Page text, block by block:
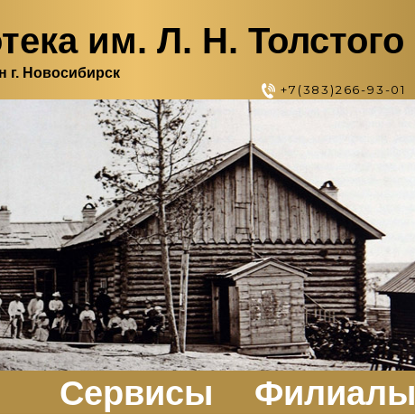
им. Л. Н. Толстого
г. Новосибирск
+7(383)266-93-01
Сервисы Филиалы